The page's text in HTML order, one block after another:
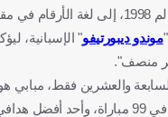
واستند ليزارازو، بطل العالم 1998، إلى
موندو ديبورتيفو" الإسبانية،
منصف".
والعشرين فقط، مبابي